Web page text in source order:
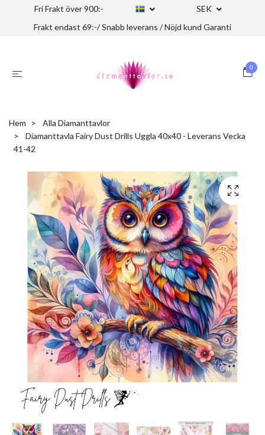
Fri Frakt över 900:-
SEK
Frakt endast 69:-/ Snabb leverans / Nöjd kund Garanti
0
Hem
Alla Diamanttavlor
Diamanttavla Fairy Dust Drills Uggla 40x40 - Leverans Vecka
41-42